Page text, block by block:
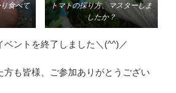
食べて
トマトの採り方、マスターしま
したか？
ベントを終了しました＼(^^)／
方も皆様、ご参加ありがとうござい